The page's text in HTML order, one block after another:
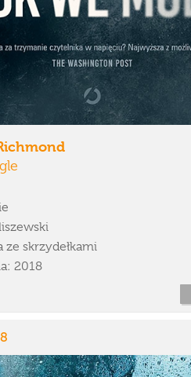
ze skrzydełkami
2018